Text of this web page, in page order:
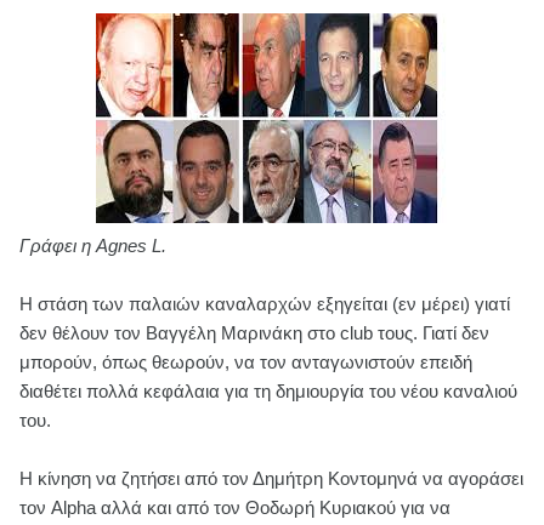
Γράφει η Agnes L.
Η στάση των παλαιών καναλαρχών εξηγείται (εν μέρει) γιατί
δεν θέλουν τον Βαγγέλη Μαρινάκη στο club τους. Γιατί δεν
μπορούν, όπως θεωρούν, να τον ανταγωνιστούν επειδή
διαθέτει πολλά κεφάλαια για τη δημιουργία του νέου καναλιού
του.
Η κίνηση να ζητήσει από τον Δημήτρη Κοντομηνά να αγοράσει
τον Alpha αλλά και από τον Θοδωρή Κυριακού για να